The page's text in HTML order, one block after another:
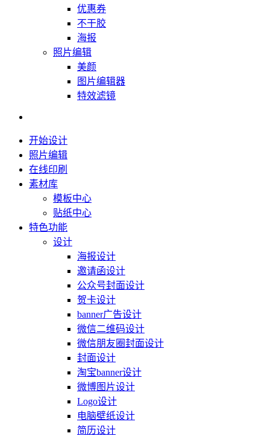
优惠券
不干胶
海报
照片编辑
美颜
图片编辑器
特效滤镜
开始设计
照片编辑
在线印刷
素材库
模板中心
贴纸中心
特色功能
设计
海报设计
邀请函设计
公众号封面设计
贺卡设计
banner广告设计
微信二维码设计
微信朋友圈封面设计
封面设计
淘宝banner设计
微博图片设计
Logo设计
电脑壁纸设计
简历设计